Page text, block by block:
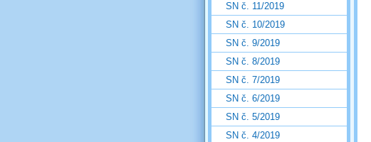
SN č. 11/2019
SN č. 10/2019
SN č. 9/2019
SN č. 8/2019
SN č. 7/2019
SN č. 6/2019
SN č. 5/2019
SN č. 4/2019